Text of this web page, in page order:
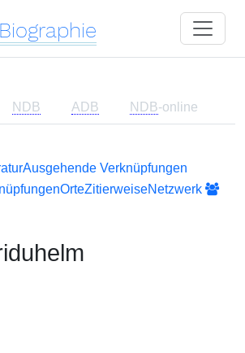
Biographie
NDB ADB NDB-online
Ausgehende Verknüpfungen
OrteZitierweiseNetzwerk